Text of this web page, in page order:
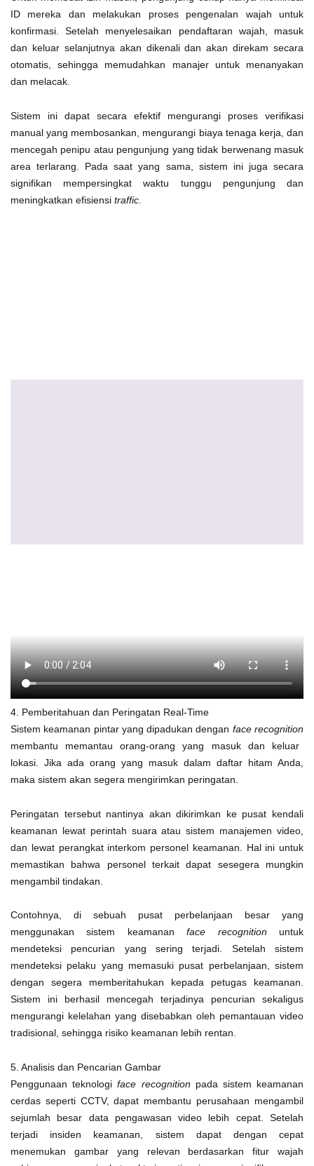
ID mereka dan melakukan proses pengenalan wajah untuk
konfirmasi. Setelah menyelesaikan pendaftaran wajah, masuk
dan keluar selanjutnya akan dikenali dan akan direkam secara
otomatis, sehingga memudahkan manajer untuk menanyakan
dan melacak.
Sistem ini dapat secara efektif mengurangi proses verifikasi
manual yang membosankan, mengurangi biaya tenaga kerja, dan
mencegah penipu atau pengunjung yang tidak berwenang masuk
area terlarang. Pada saat yang sama, sistem ini juga secara
signifikan mempersingkat waktu tunggu pengunjung dan
meningkatkan efisiensi traffic
4. Pemberitahuan dan Peringatan Real-Time
Sistem keamanan pintar yang dipadukan dengan face recognition
membantu memantau orang-orang yang masuk dan keluar
lokasi. Jika ada orang yang masuk dalam daftar hitam Anda,
maka sistem akan segera mengirimkan peringatan.
Peringatan tersebut nantinya akan dikirimkan ke pusat kendali
keamanan lewat perintah suara atau sistem manajemen video,
dan lewat perangkat interkom personel keamanan. Hal ini untuk
memastikan bahwa personel terkait dapat sesegera mungkin
mengambil tindakan.
Contohnya, di sebuah pusat perbelanjaan besar yang
menggunakan sistem keamananface recognition untuk
mendeteksi pencurian yang sering terjadi. Setelah sistem
mendeteksi pelaku yang memasuki pusat perbelanjaan, sistem
dengan segera memberitahukan kepada petugas keamanan.
Sistem ini berhasil mencegah terjadinya pencurian sekaligus
mengurangi kelelahan yang disebabkan oleh pemantauan video
tradisional, sehingga risiko keamanan lebih rentan.
5. Analisis dan Pencarian Gambar
Penggunaan teknologiface recognition pada sistem keamanan
cerdas seperti CCTV, dapat membantu perusahaan mengambil
sejumlah besar data pengawasan video lebih cepat. Setelah
terjadi insiden keamanan, sistem dapat dengan cepat
menemukan gambar yang relevan berdasarkan fitur wajah